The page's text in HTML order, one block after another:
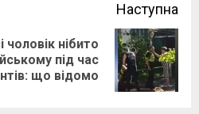
Наступна
нібито
під час
що відомо